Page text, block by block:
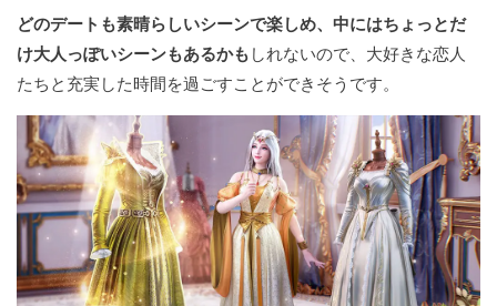
どのデートも素晴らしいシーンで楽しめ、中にはちょっとだ
け大人っぽいシーンもあるかも しれないので、大好きな恋人
たちと充実した時間を過ごすことができそうです。